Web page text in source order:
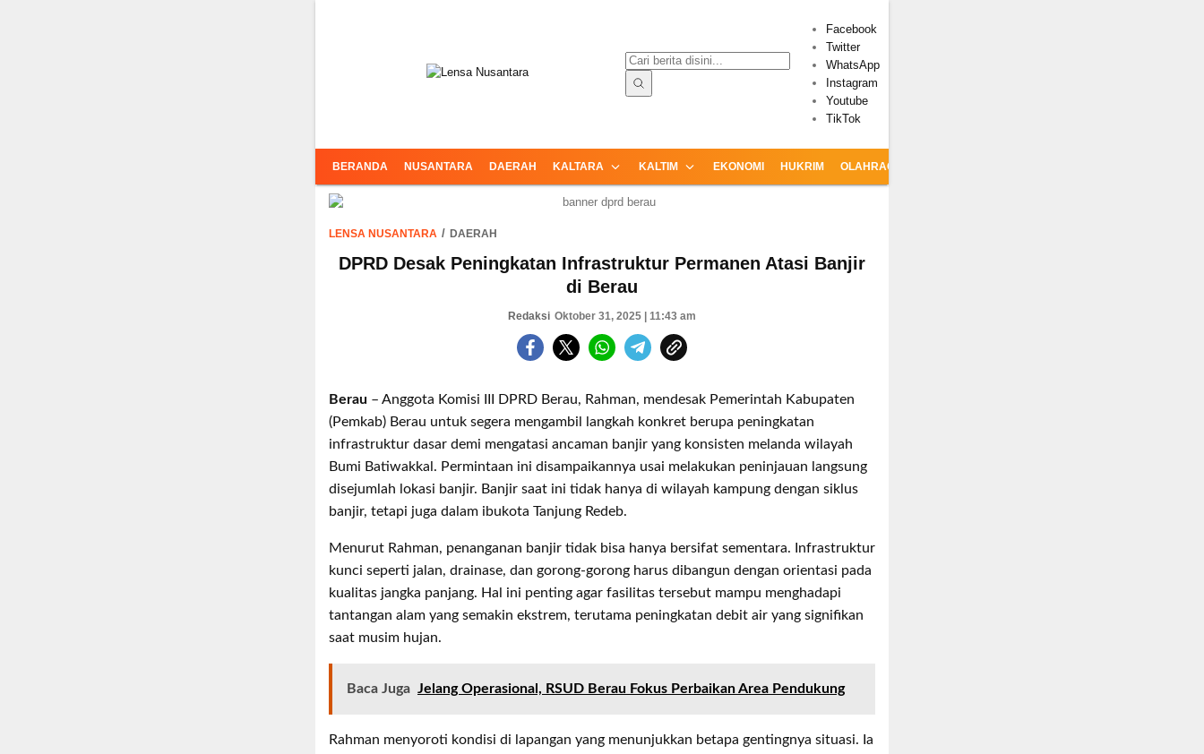
Facebook
Twitter
WhatsApp
Instagram
Youtube
TikTok
BERANDA NUSANTARA DAERAH KALTARA KALTIM EKONOMI HUKRIM OLAHRAGA
LENSA NUSANTARA DAERAH
DPRD Desak Peningkatan Infrastruktur Permanen Atasi Banjir
di Berau
Redaksi Oktober 31, 2025 | 11:43 am
Berau – Anggota Komisi III DPRD Berau, Rahman, mendesak Pemerintah Kabupaten
(Pemkab) Berau untuk segera mengambil langkah konkret berupa peningkatan
infrastruktur dasar demi mengatasi ancaman banjir yang konsisten melanda wilayah
Bumi Batiwakkal. Permintaan ini disampaikannya usai melakukan peninjauan langsung
disejumlah lokasi banjir. Banjir saat ini tidak hanya di wilayah kampung dengan siklus
banjir, tetapi juga dalam ibukota Tanjung Redeb.
Menurut Rahman, penanganan banjir tidak bisa hanya bersifat sementara. Infrastruktur
kunci seperti jalan, drainase, dan gorong-gorong harus dibangun dengan orientasi pada
kualitas jangka panjang. Hal ini penting agar fasilitas tersebut mampu menghadapi
tantangan alam yang semakin ekstrem, terutama peningkatan debit air yang signifikan
saat musim hujan.
Baca Juga Jelang Operasional, RSUD Berau Fokus Perbaikan Area Pendukung
Rahman menyoroti kondisi di lapangan yang menunjukkan betapa gentingnya situasi. Ia